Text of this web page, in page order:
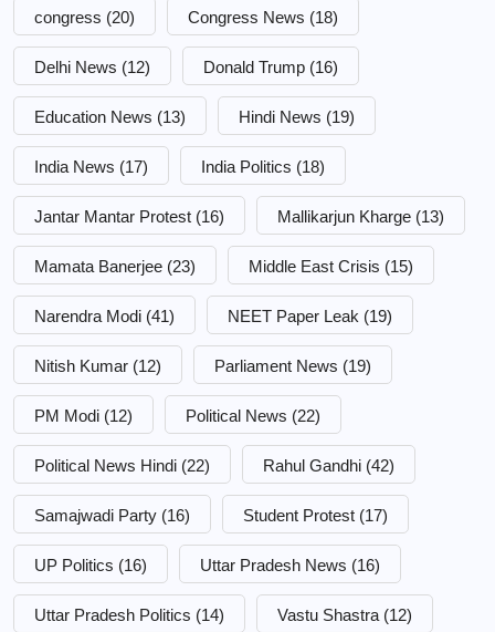
congress (20) Congress News (18)
Delhi News (12) Donald Trump (16)
Education News (13) Hindi News (19)
India News (17) India Politics (18)
Jantar Mantar Protest (16) Mallikarjun Kharge (13)
Mamata Banerjee (23) Middle East Crisis (15)
Narendra Modi (41) NEET Paper Leak (19)
Nitish Kumar (12) Parliament News (19)
PM Modi (12) Political News (22)
Political News Hindi (22) Rahul Gandhi (42)
Samajwadi Party (16) Student Protest (17)
UP Politics (16) Uttar Pradesh News (16)
Uttar Pradesh Politics (14) Vastu Shastra (12)